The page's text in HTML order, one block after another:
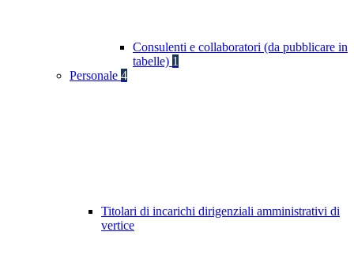
Consulenti e collaboratori (da pubblicare in
tabelle) 1
Personale 4
Titolari di incarichi dirigenziali amministrativi di
vertice